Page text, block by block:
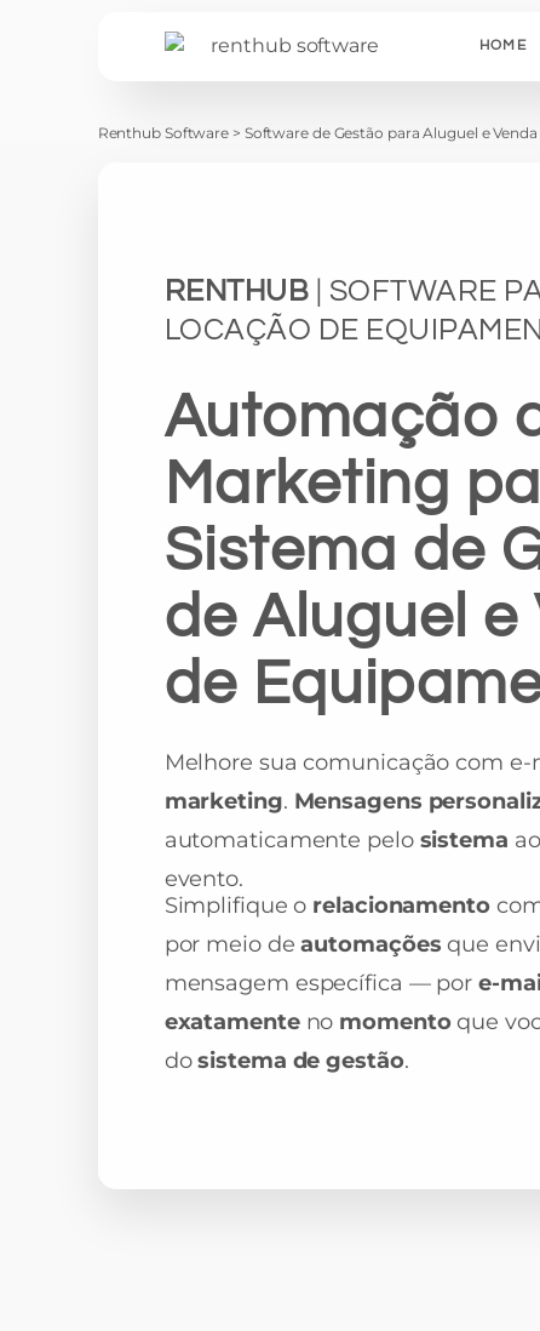
HOME
Renthub Software > Software de Gestão para Aluguel e
RENTHUB | SOFTWARE
LOCAÇÃO DE
Automação
Marketing
Sistema de
de Aluguel e
de
Melhore sua comunicação com e-
marketing. Mensagens
automaticamente pelo sistema
evento.
Simplifique o relacionamento
por meio deautomaçõesque
mensagem específica — pore-
exatamenteno momentoque
dosistema de gestão.